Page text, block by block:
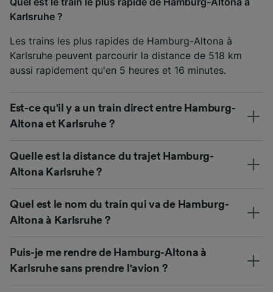
Karlsruhe ?
Les trains les plus rapides de Hamburg-Altona à
Karlsruhe peuvent parcourir la distance de 518 km
aussi rapidement qu'en 5 heures et 16 minutes.
Est-ce qu'il y a un train direct entre Hamburg-
Altona et Karlsruhe ?
Quelle est la distance du trajet Hamburg-
Altona Karlsruhe ?
Quel est le nom du train qui va de Hamburg-
Altona à Karlsruhe ?
Puis-je me rendre de Hamburg-Altona à
Karlsruhe sans prendre l'avion ?